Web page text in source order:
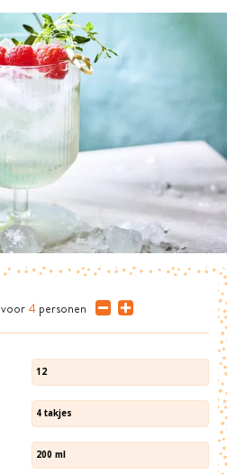
voor 4 personen
12
4 takjes
200 ml